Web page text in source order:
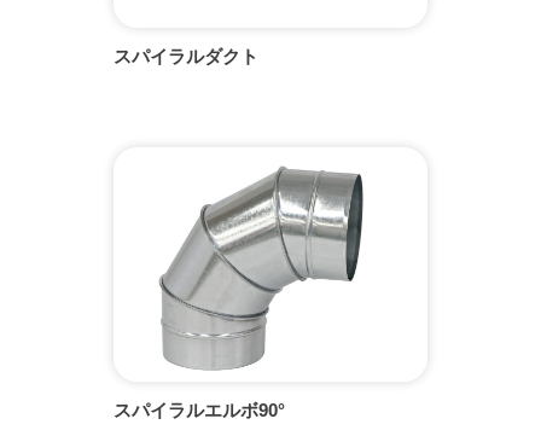
スパイラルダクト
スパイラルエルボ90°